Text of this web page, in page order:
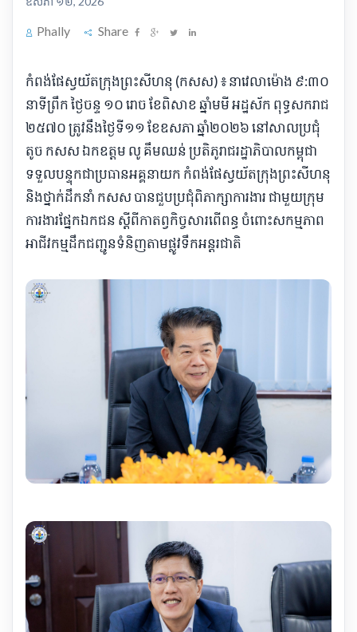
Phally Share
កំពង់ផែស្វយ័តក្រុងព្រះសីហនុ (កសស) ៖ នាវេលាម៉ោង ៩:៣០
នាទីព្រឹក ថ្ងៃចន្ទ ១០ រោច ខែពិសាខ ឆ្នាំមមី អដ្ឋស័ក ពុទ្ធសករាជ
២៥៧០ ត្រូវនឹងថ្ងៃទី១១ ខែឧសភា ឆ្នាំ២០២៦ នៅសាលប្រជុំ
តូច កសស ឯកឧត្តម លូ គឹមឈន់ ប្រតិភូរាជរដ្ឋាភិបាលកម្ពុជា
ទទួលបន្ទុកជាប្រធានអគ្គនាយក កំពង់ផែស្វយ័តក្រុងព្រះសីហនុ
និងថ្នាក់ដឹកនាំ កសស បានជួបប្រជុំពិភាក្សាការងារ ជាមួយក្រុម
ការងារផ្នែកឯកជន ស្តីពីកាតព្វកិច្ចសារពើពន្ធ ចំពោះសកម្មភាព
អាជីវកម្មដឹកជញ្ជូនទំនិញតាមផ្លូវទឹកអន្តរជាតិ